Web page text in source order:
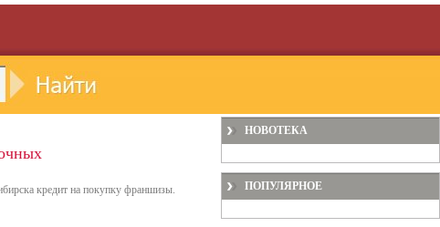
кредит на покупку франшизы.
НОВОТЕКА
ПОПУЛЯРНОЕ